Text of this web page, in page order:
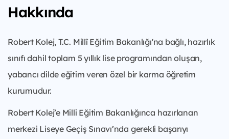
Hakkında
Robert Kolej, T.C. Millî Eğitim Bakanlığı'na bağlı, ​​hazırlık
sınıfı dahil toplam 5 yıllık ​​lise programından oluşan, ​​
yabancı dilde eğitim veren özel bir ​​karma öğretim
kurumudur.
Robert Kolej’e Milli Eğitim Bakanlığınca hazırlanan
merkezi Liseye Geçiş Sınavı’nda gerekli başarıyı